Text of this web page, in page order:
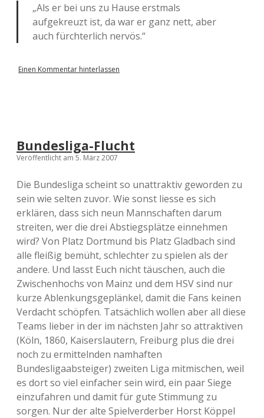
„Als er bei uns zu Hause erstmals
aufgekreuzt ist, da war er ganz nett, aber
auch fürchterlich nervös.“
Einen Kommentar hinterlassen
Bundesliga-Flucht
Veröffentlicht am 5. März 2007
Die Bundesliga scheint so unattraktiv geworden zu
sein wie selten zuvor. Wie sonst liesse es sich
erklären, dass sich neun Mannschaften darum
streiten, wer die drei Abstiegsplätze einnehmen
wird? Von Platz Dortmund bis Platz Gladbach sind
alle fleißig bemüht, schlechter zu spielen als der
andere. Und lasst Euch nicht täuschen, auch die
Zwischenhochs von Mainz und dem HSV sind nur
kurze Ablenkungsgeplänkel, damit die Fans keinen
Verdacht schöpfen. Tatsächlich wollen aber all diese
Teams lieber in der im nächsten Jahr so attraktiven
(Köln, 1860, Kaiserslautern, Freiburg plus die drei
noch zu ermittelnden namhaften
Bundesligaabsteiger) zweiten Liga mitmischen, weil
es dort so viel einfacher sein wird, ein paar Siege
einzufahren und damit für gute Stimmung zu
sorgen. Nur der alte Spielverderber Horst Köppel